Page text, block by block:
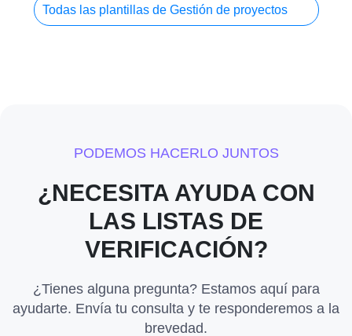
Todas las plantillas de Gestión de proyectos
PODEMOS HACERLO JUNTOS
¿NECESITA AYUDA CON
LAS LISTAS DE
VERIFICACIÓN?
¿Tienes alguna pregunta? Estamos aquí para
ayudarte. Envía tu consulta y te responderemos a la
brevedad.